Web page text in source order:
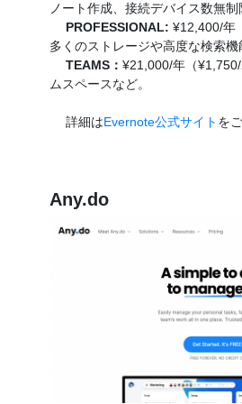
ノート作成、接続デバイス数無制
PROFESSIONAL: ¥12,400/年
多くのストレージや高度な検索機
TEAMS：¥21,000/年（
ムスペースなど。
詳細はEvernote公式サイト を
Any.do